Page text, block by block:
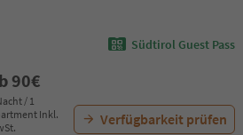
Südtirol Guest Pass
90€
/ 1
Inkl.
Verfügbarkeit prüfen